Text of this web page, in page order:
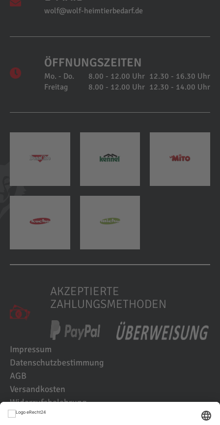
wolf@wolf-heimtierbedarf.de
ÖFFNUNGSZEITEN
Mo. - Do. 8.00 - 12.00 Uhr 12.30 - 16.30 Uhr
Freitag
8.00 - 12.00 Uhr 12.30 - 14.00 Uhr
AKZEPTIERTE
ZAHLUNGSMETHODEN
Impressum
Datenschutzbestimmung
AGB
Versandkosten
Widerrufsbelehrung
Kundenbewertungen